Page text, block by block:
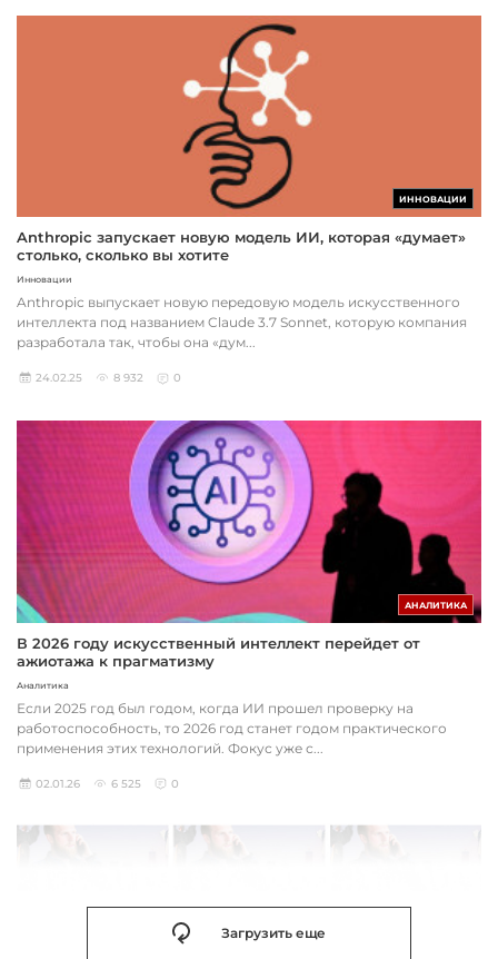
ИННОВАЦИИ
Anthropic запускает новую модель ИИ, которая «думает»
столько, сколько вы хотите
Инновации
Anthropic выпускает новую передовую модель искусственного
интеллекта под названием Claude 3.7 Sonnet, которую компания
разработала так, чтобы она «дум...
24.02.25 8 932 0
АНАЛИТИКА
В 2026 году искусственный интеллект перейдет от
ажиотажа к прагматизму
Аналитика
Если 2025 год был годом, когда ИИ прошел проверку на
работоспособность, то 2026 год станет годом практического
применения этих технологий. Фокус уже с...
02.01.26 6 525 0
Загрузить еще